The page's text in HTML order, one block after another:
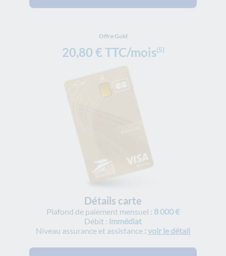
20,80 € TTC/mois(5)
Offre Gold
Détails carte
Plafond de paiement mensuel : 8 000 €
Débit : immédiat
Niveau assurance et assistance :voir le détail